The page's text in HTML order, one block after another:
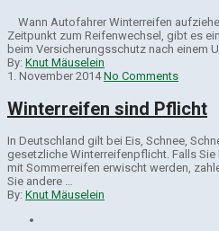
Wann Auto­fah­rer Win­ter­rei­fen
Zeitpunkt zum Reifenwechsel, gibt es
beim Versicherungsschutz nach einem
By: Knut Mäuselein
1. November 2014 No Comments
Winterreifen sind Pflicht
In Deutschland gilt bei Eis, Schnee,
gesetzliche Winterreifenpflicht. Falls
mit Sommerreifen erwischt werden,
Sie andere …
By: Knut Mäuselein